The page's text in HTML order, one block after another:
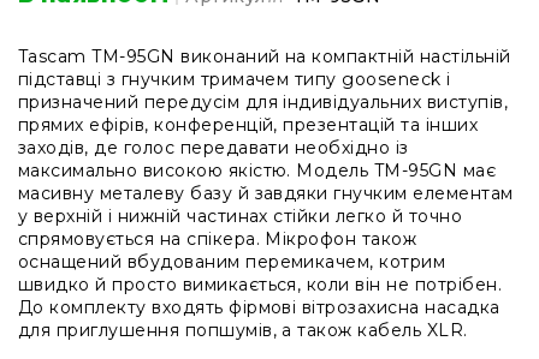
системи
(IEM)
Приймачі
Передавачі
Мікрофонні
голови
Всі
радіосистеми
Аксесуари
та
комплектуючі
Tascam TM-95GN виконаний на компактній настільній
підставці з гнучким тримачем типу gooseneck і
призначений передусім для індивідуальних виступів,
прямих ефірів, конференцій, презентацій та інших
заходів, де голос передавати необхідно із
максимально високою якістю. Модель TM-95GN має
масивну металеву базу й завдяки гнучким елементам
у верхній і нижній частинах стійки легко й точно
спрямовується на спікера. Мікрофон також
оснащений вбудованим перемикачем, котрим
швидко й просто вимикається, коли він не потрібен.
До комплекту входять фірмові вітрозахисна насадка
для приглушення попшумів, а також кабель XLR.